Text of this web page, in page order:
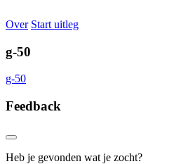
Over Start uitleg
g-50
g-50
Feedback
Heb je gevonden wat je zocht?